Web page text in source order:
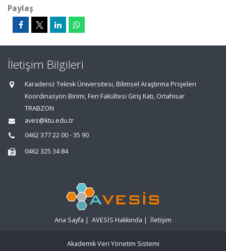
Paylaş
İletişim Bilgileri
Karadeniz Teknik Üniversitesi, Bilimsel Araştırma Projeleri
Koordinasyon Birimi, Fen Fakültesi Giriş Katı, Ortahisar
TRABZON
aves@ktu.edu.tr
0462 377 22 00 - 35 90
0462 325 34 84
Ana Sayfa | AVESİS Hakkında | İletişim
Akademik Veri Yönetim Sistemi